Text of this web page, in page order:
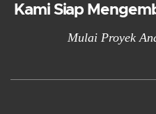
Kami Siap
Mulai Proyek